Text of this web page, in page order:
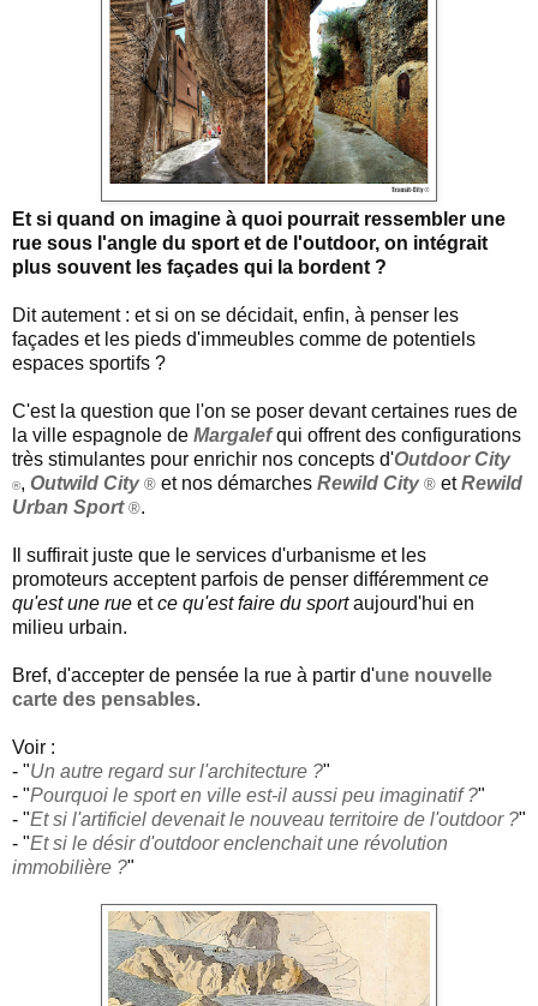
Et si quand on imagine à quoi pourrait ressembler une
rue sous l'angle du sport et de l'outdoor, on intégrait
plus souvent les façades qui la bordent ?
Dit autement : et si on se décidait, enfin, à penser les
façades et les pieds d'immeubles comme de potentiels
espaces sportifs ?
C'est la question que l'on se poser devant certaines rues de
la ville espagnole de Margalefqui offrent des configurations
très stimulantes pour enrichir nos concepts d'Outdoor City
®, Outwild City® et nos démarches Rewild City ® etRewild
Urban Sport ®.
Il suffirait juste que le services d'urbanisme et les
promoteurs acceptent parfois de penser différemmentce
qu'est une rue etce qu'est faire du sportaujourd'hui en
milieu urbain.
Bref, d'accepter de pensée la rue à partir d'une nouvelle
carte des pensables.
Voir :
- "Un autre regard sur l'architecture ?"
- "Pourquoi le sport en ville est-il aussi peu imaginatif ?"
- "Et si l'artificiel devenait le nouveau territoire de l'outdoor ?"
- "Et si le désir d'outdoor enclenchait une révolution
immobilière ?"